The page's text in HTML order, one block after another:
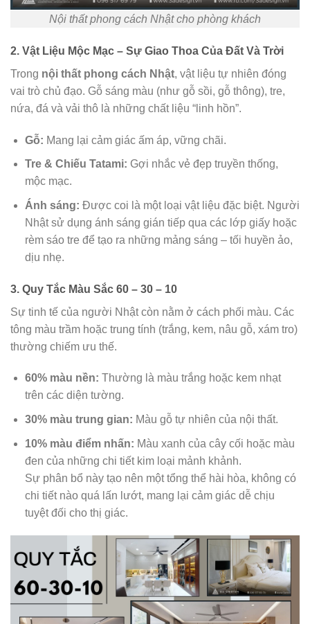
Nội thất phong cách Nhật cho phòng khách
2. Vật Liệu Mộc Mạc – Sự Giao Thoa Của Đất Và Trời
Trong nội thất phong cách Nhật, vật liệu tự nhiên đóng
vai trò chủ đạo. Gỗ sáng màu (như gỗ sồi, gỗ thông), tre,
nứa, đá và vải thô là những chất liệu “linh hồn”.
Gỗ: Mang lại cảm giác ấm áp, vững chãi.
Tre & Chiếu Tatami: Gợi nhắc vẻ đẹp truyền thống,
mộc mạc.
Ánh sáng: Được coi là một loại vật liệu đặc biệt. Người
Nhật sử dụng ánh sáng gián tiếp qua các lớp giấy hoặc
rèm sáo tre để tạo ra những mảng sáng – tối huyền ảo,
dịu nhẹ.
3. Quy Tắc Màu Sắc 60 – 30 – 10
Sự tinh tế của người Nhật còn nằm ở cách phối màu. Các
tông màu trầm hoặc trung tính (trắng, kem, nâu gỗ, xám tro)
thường chiếm ưu thế.
60% màu nền: Thường là màu trắng hoặc kem nhạt
trên các diện tường.
30% màu trung gian: Màu gỗ tự nhiên của nội thất.
10% màu điểm nhấn: Màu xanh của cây cối hoặc màu
đen của những chi tiết kim loại mảnh khảnh.
Sự phân bổ này tạo nên một tổng thể hài hòa, không có
chi tiết nào quá lấn lướt, mang lại cảm giác dễ chịu
tuyệt đối cho thị giác.